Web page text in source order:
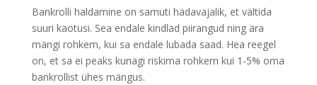
Bankrolli haldamine on samuti hädavajalik, et vältida
suuri kaotusi. Sea endale kindlad piirangud ning ära
mängi rohkem, kui sa endale lubada saad. Hea reegel
on, et sa ei peaks kunagi riskima rohkem kui 1-5% oma
bankrollist ühes mängus.